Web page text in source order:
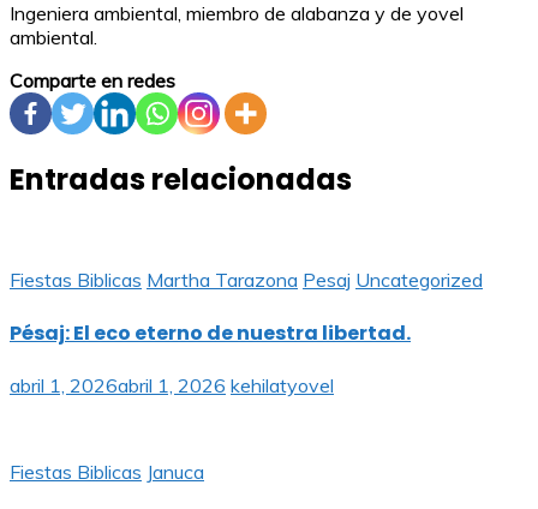
Ingeniera ambiental, miembro de alabanza y de yovel
ambiental.
Comparte en redes
Entradas relacionadas
Fiestas Biblicas Martha Tarazona Pesaj Uncategorized
Pésaj: El eco eterno de nuestra libertad.
abril 1, 2026abril 1, 2026 kehilatyovel
Fiestas Biblicas Januca